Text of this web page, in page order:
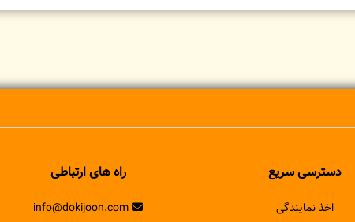
دسترسی سریع
اخذ نمایندگی
راه های ارتباطی